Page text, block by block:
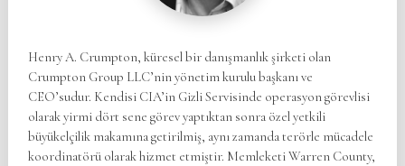
Henry A. Crumpton, küresel bir danışmanlık şirketi olan
Crumpton Group LLC’nin yönetim kurulu başkanı ve
CEO’sudur. Kendisi CIA’in Gizli Servisinde operasyon görevlisi
olarak yirmi dört sene görev yaptıktan sonra özel yetkili
büyükelçilik makamına getirilmiş, aynı zamanda terörle mücadele
koordinatörü olarak hizmet etmiştir. Memleketi Warren County,